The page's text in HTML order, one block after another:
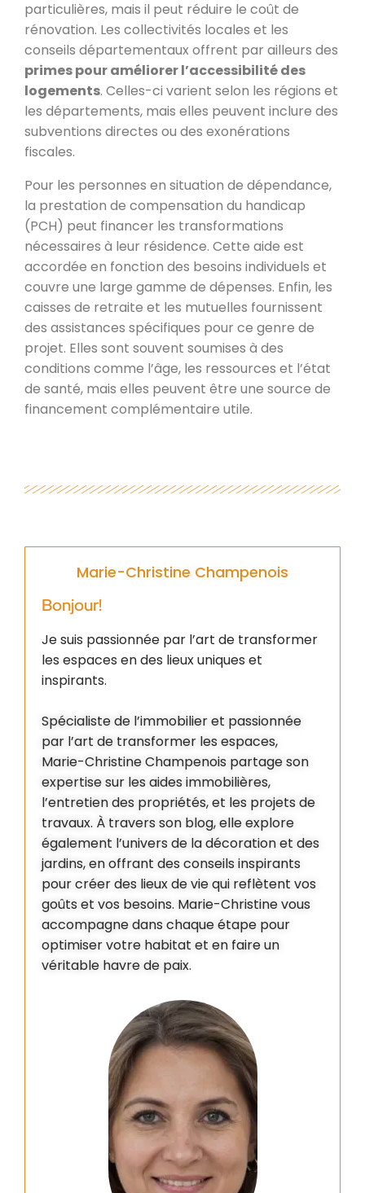
particulières, mais il peut réduire le coût de
rénovation. Les collectivités locales et les
conseils départementaux offrent par ailleurs des
primes pour améliorer l’accessibilité des
logements. Celles-ci varient selon les régions et
les départements, mais elles peuvent inclure des
subventions directes ou des exonérations
fiscales.
Pour les personnes en situation de dépendance,
la prestation de compensation du handicap
(PCH) peut financer les transformations
nécessaires à leur résidence. Cette aide est
accordée en fonction des besoins individuels et
couvre une large gamme de dépenses. Enfin, les
caisses de retraite et les mutuelles fournissent
des assistances spécifiques pour ce genre de
projet. Elles sont souvent soumises à des
conditions comme l’âge, les ressources et l’état
de santé, mais elles peuvent être une source de
financement complémentaire utile.
Marie-Christine Champenois
Bonjour!
Je suis passionnée par l’art de transformer
les espaces en des lieux uniques et
inspirants.
Spécialiste de l’immobilier et passionnée
par l’art de transformer les espaces,
Marie-Christine Champenois partage son
expertise sur les aides immobilières,
l’entretien des propriétés, et les projets de
travaux. À travers son blog, elle explore
également l’univers de la décoration et des
jardins, en offrant des conseils inspirants
pour créer des lieux de vie qui reflètent vos
goûts et vos besoins. Marie-Christine vous
accompagne dans chaque étape pour
optimiser votre habitat et en faire un
véritable havre de paix.